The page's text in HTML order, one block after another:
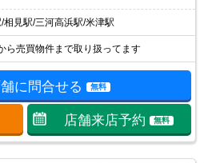
相見駅/三河高浜駅/米津駅
ら売買物件まで取り扱ってます
に問合せる 無料
店舗来店予約 無料